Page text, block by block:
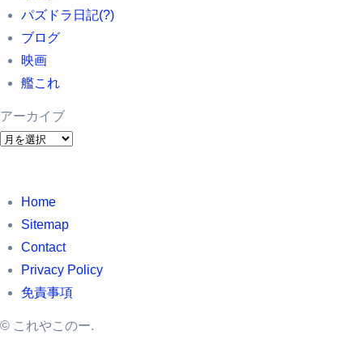
パズドラ日記(?)
ブログ
映画
艦これ
アーカイブ
ア
イ
ブ
Home
Sitemap
Contact
Privacy Policy
免責事項
© これやこのー.